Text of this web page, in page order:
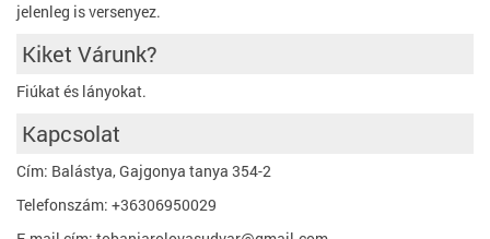
jelenleg is versenyez.
Kiket Várunk?
Fiúkat és lányokat.
Kapcsolat
Cím: Balástya, Gajgonya tanya 354-2
Telefonszám: +36306950029